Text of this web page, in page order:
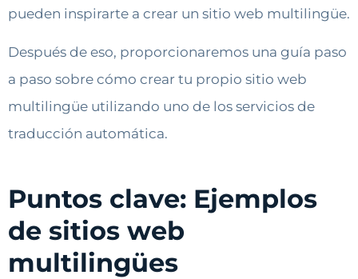
pueden inspirarte a crear un sitio web multilingüe.
Después de eso, proporcionaremos una guía paso
a paso sobre cómo crear tu propio sitio web
multilingüe utilizando uno de los servicios de
traducción automática.
Puntos clave: Ejemplos
de sitios web
multilingües